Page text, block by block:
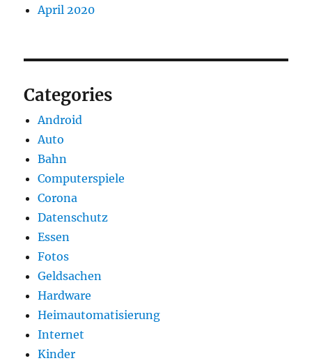
April 2020
Categories
Android
Auto
Bahn
Computerspiele
Corona
Datenschutz
Essen
Fotos
Geldsachen
Hardware
Heimautomatisierung
Internet
Kinder